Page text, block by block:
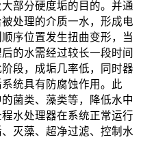
部分硬度垢的目的。并通
处理的介质一水，形成电
序位置发生扭曲变形，当
的水需经过较长一段时间
段，成垢几率低，同时器
统具有防腐蚀作用。此
菌类、藻类等，降低水中
水处理器在系统正常运行
灭藻、超净过滤、控制水